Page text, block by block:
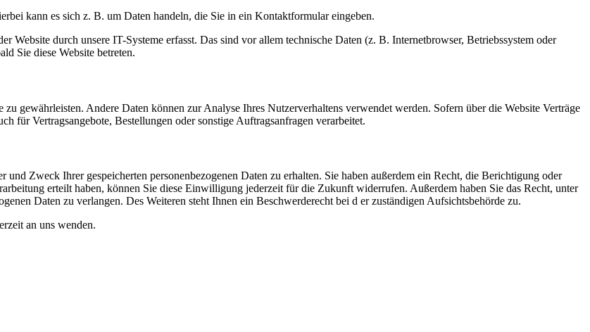
kann es sich z. B. um Daten handeln, die Sie in ein Kontaktformular eingeben.
durch unsere IT-Systeme erfasst. Das sind vor allem technische Daten (z. B. Internetbrowser, Betriebssystem oder
Sie diese Website betreten.
gewährleisten. Andere Daten können zur Analyse Ihres Nutzerverhaltens verwendet werden. Sofern über die Website Verträge
für Vertragsangebote, Bestellungen oder sonstige Auftragsanfragen verarbeitet.
Zweck Ihrer gespeicherten personenbezogenen Daten zu erhalten. Sie haben außerdem ein Recht, die Berichtigung oder
erteilt haben, können Sie diese Einwilligung jederzeit für die Zukunft widerrufen. Außerdem haben Sie das Recht, unter
Daten zu verlangen. Des Weiteren steht Ihnen ein Beschwerderecht bei d er zuständigen Aufsichtsbehörde zu.
an uns wenden.